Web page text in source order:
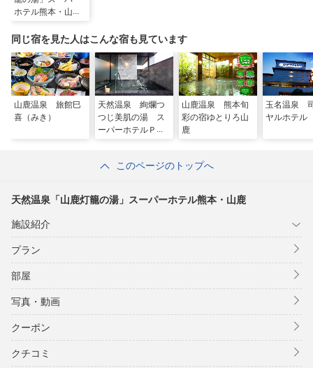
ホテル熊本・山鹿
同じ宿を見た人はこんな宿も見ています
山鹿温泉 旅館巳
喜（みき）
天然温泉 絢爛つ
つじ美肌の湯 ス
ーパーホテルＰｒ
山鹿温泉 熊本旬
彩の宿ゆとりろ山
鹿
玉名温泉
ヤルホテル
このページのトップへ
天然温泉「山鹿灯籠の湯」スーパーホテル熊本・山鹿
施設紹介
プラン
部屋
写真・動画
クーポン
クチコミ